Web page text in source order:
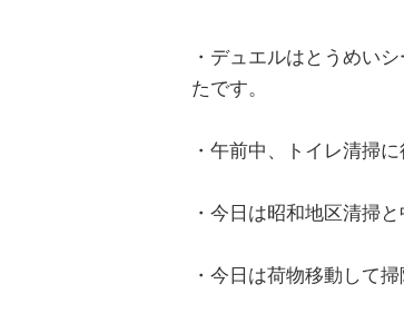
・デュエルはとうめい
たです。
・午前中、トイレ清掃
・今日は昭和地区清掃と
・今日は荷物移動して